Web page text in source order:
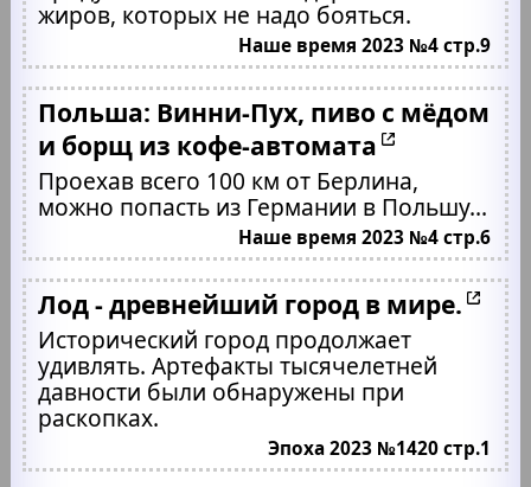
жиров, которых не надо бояться.
Наше время 2023 №4 стр.9
Польша: Винни-Пух, пиво с мёдом
и борщ из кофе-автомата
Проехав всего 100 км от Берлина,
можно попасть из Германии в Польшу...
Наше время 2023 №4 стр.6
Лод - древнейший город в мире.
Исторический город продолжает
удивлять. Артефакты тысячелетней
давности были обнаружены при
раскопках.
Эпоха 2023 №1420 стр.1